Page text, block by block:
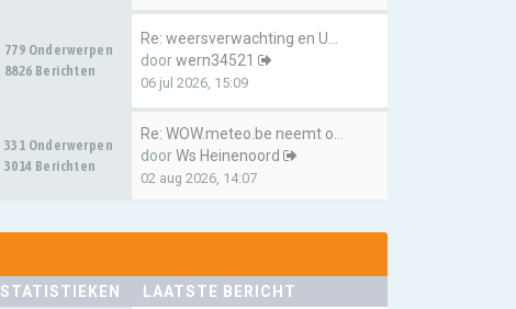
779 Onderwerpen
8826 Berichten
doorwern34521
06 jul 2026, 15:09
331 Onderwerpen
3014 Berichten
doorWs Heinenoord
02 aug 2026, 14:07
STATISTIEKEN LAATSTE BERICHT